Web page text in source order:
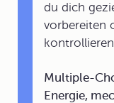
du dich
vorbereiten
Multiple-
Energie,